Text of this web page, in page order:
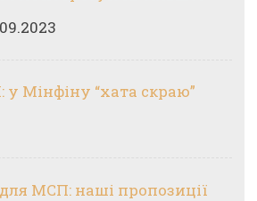
Мінфіну “хата скраю”
МСП: наші пропозиції